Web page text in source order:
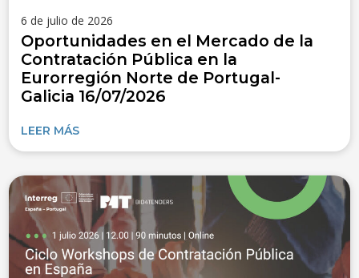
6 de julio de 2026
Oportunidades en el Mercado de la
Contratación Pública en la
Eurorregión Norte de Portugal-
Galicia 16/07/2026
LEER MÁS